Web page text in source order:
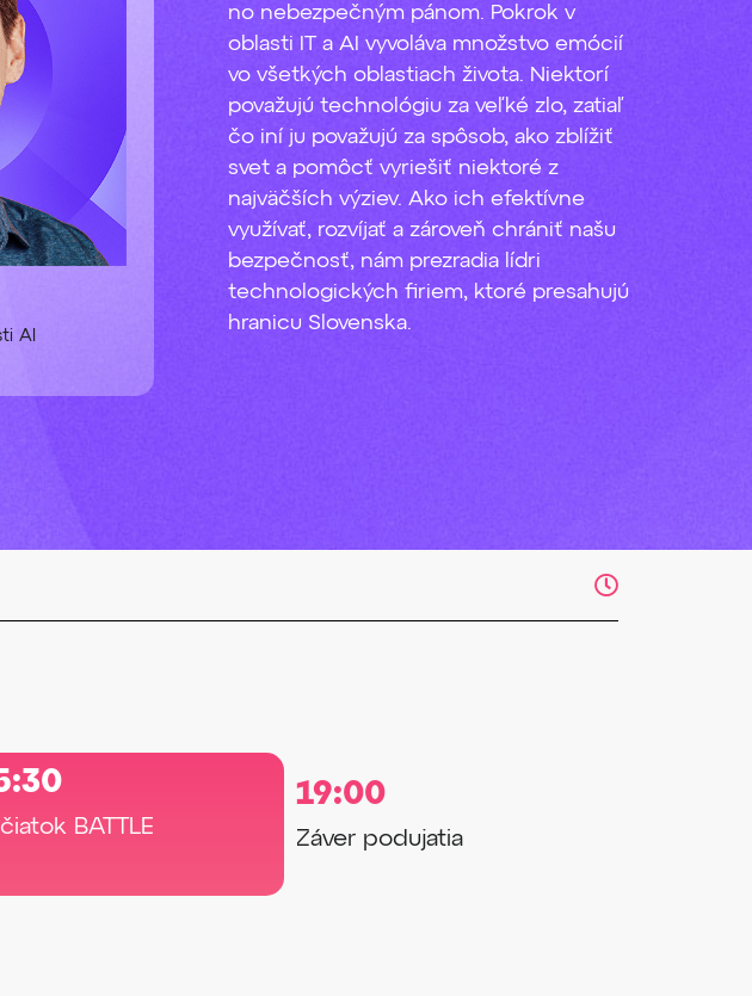
no nebezpečným pánom. Pokrok v
oblasti IT a AI vyvoláva množstvo emócií
vo všetkých oblastiach života. Niektorí
považujú technológiu za veľké zlo, zatiaľ
čo iní ju považujú za spôsob, ako zblížiť
svet a pomôcť vyriešiť niektoré z
najväčších výziev. Ako ich efektívne
využívať, rozvíjať a zároveň chrániť našu
bezpečnosť, nám prezradia lídri
technologických firiem, ktoré presahujú
hranicu Slovenska.
AI
BATTLE
19:00
Záver podujatia